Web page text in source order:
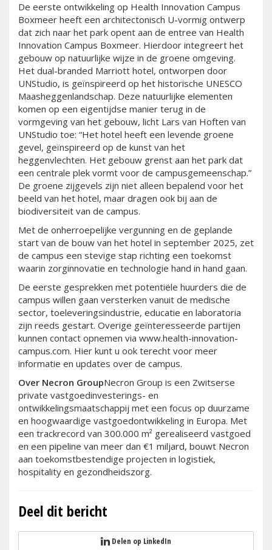
De eerste ontwikkeling op Health Innovation Campus
Boxmeer heeft een architectonisch U-vormig ontwerp
dat zich naar het park opent aan de entree van Health
Innovation Campus Boxmeer. Hierdoor integreert het
gebouw op natuurlijke wijze in de groene omgeving.
Het dual-branded Marriott hotel, ontworpen door
UNStudio, is geïnspireerd op het historische UNESCO
Maasheggenlandschap. Deze natuurlijke elementen
komen op een eigentijdse manier terug in de
vormgeving van het gebouw, licht Lars van Hoften van
UNStudio toe: “Het hotel heeft een levende groene
gevel, geïnspireerd op de kunst van het
heggenvlechten. Het gebouw grenst aan het park dat
een centrale plek vormt voor de campusgemeenschap.”
De groene zijgevels zijn niet alleen bepalend voor het
beeld van het hotel, maar dragen ook bij aan de
biodiversiteit van de campus.
Met de onherroepelijke vergunning en de geplande
start van de bouw van het hotel in september 2025, zet
de campus een stevige stap richting een toekomst
waarin zorginnovatie en technologie hand in hand gaan.
De eerste gesprekken met potentiële huurders die de
campus willen gaan versterken vanuit de medische
sector, toeleveringsindustrie, educatie en laboratoria
zijn reeds gestart. Overige geïnteresseerde partijen
kunnen contact opnemen via www.health-innovation-
campus.com. Hier kunt u ook terecht voor meer
informatie en updates over de campus.
Over Necron GroupNecron Group is een Zwitserse
private vastgoedinvesterings- en
ontwikkelingsmaatschappij met een focus op duurzame
en hoogwaardige vastgoedontwikkeling in Europa. Met
een trackrecord van 300.000 m² gerealiseerd vastgoed
en een pipeline van meer dan €1 miljard, bouwt Necron
aan toekomstbestendige projecten in logistiek,
hospitality en gezondheidszorg.
Deel dit bericht
Delen op LinkedIn